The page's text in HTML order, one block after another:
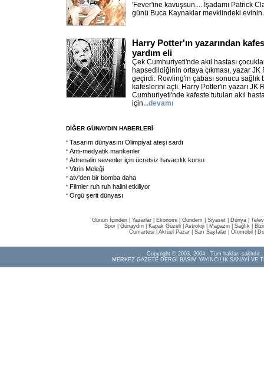
'Fever'ine kavuşsun.... İşadamı Patrick
günü Buca Kaynaklar mevkiindeki evinin
Harry Potter'ın yazarından
yardım eli
Çek Cumhuriyeti'nde akıl hastası
hapsedildiğinin ortaya çıkması, yazar
geçirdi. Rowling'in çabası sonucu sağlık
kafeslerini açtı. Harry Potter'in yazarı JK
Cumhuriyeti'nde kafeste tutulan akıl
için...devamı
DİĞER GÜNAYDIN HABERLERİ
Tasarım dünyasını Olimpiyat ateşi sardı
Anti-medyatik mankenler
Adrenalin sevenler için ücretsiz havacılık kursu
Vitrin Meleği
atv'den bir bomba daha
Filmler ruh ruh halini etkiliyor
Örgü şerit dünyası
Günün İçinden Yazarlar Ekonomi Gündem Siyaset Dünya |
Spor
Günaydın Kapak Güzeli Astroloji Magazin Sağlık
Cumartesi| Aktüel Pazar| Sarı Sayfalar| Otomobil
Copyright © 2003, 2004 - Tüm hakları saklıdır.
MERKEZ GAZETE DERGİ BASIM YAYINCILIK SANAYİ VE